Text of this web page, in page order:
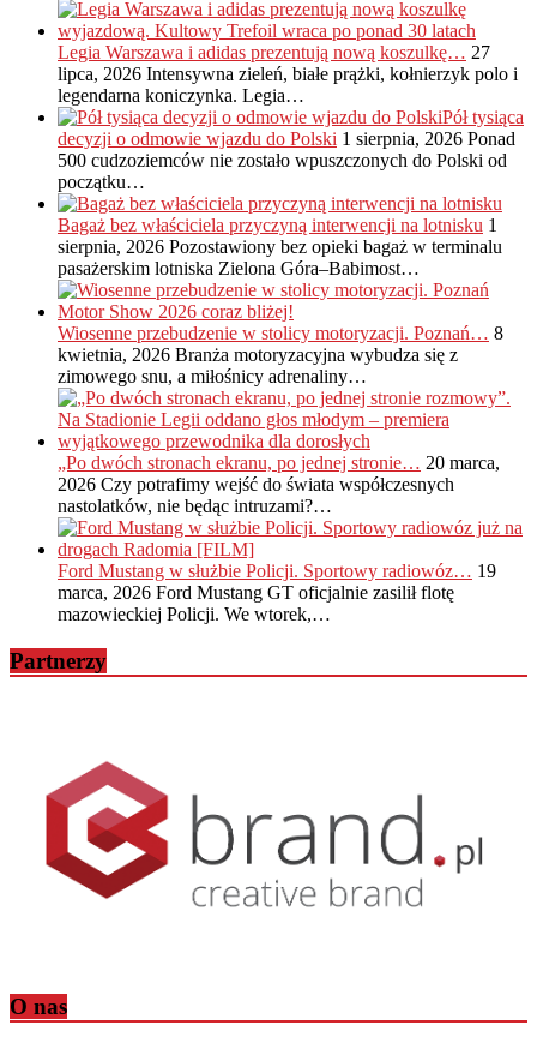
Legia Warszawa i adidas prezentują nową koszulkę… 27
lipca, 2026 Intensywna zieleń, białe prążki, kołnierzyk polo i
legendarna koniczynka. Legia…
Pół tysiąca
decyzji o odmowie wjazdu do Polski 1 sierpnia, 2026 Ponad
500 cudzoziemców nie zostało wpuszczonych do Polski od
początku…
Bagaż bez właściciela przyczyną interwencji na lotnisku 1
sierpnia, 2026 Pozostawiony bez opieki bagaż w terminalu
pasażerskim lotniska Zielona Góra–Babimost…
Wiosenne przebudzenie w stolicy motoryzacji. Poznań… 8
kwietnia, 2026 Branża motoryzacyjna wybudza się z
zimowego snu, a miłośnicy adrenaliny…
„Po dwóch stronach ekranu, po jednej stronie… 20 marca,
2026 Czy potrafimy wejść do świata współczesnych
nastolatków, nie będąc intruzami?…
Ford Mustang w służbie Policji. Sportowy radiowóz… 19
marca, 2026 Ford Mustang GT oficjalnie zasilił flotę
mazowieckiej Policji. We wtorek,…
Partnerzy
O nas